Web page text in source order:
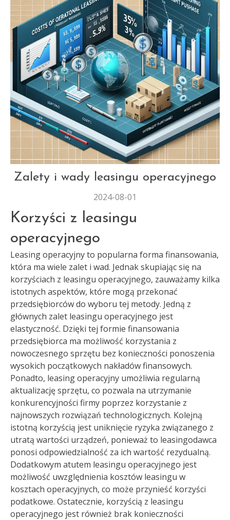
LEASINGOWE
Zalety i wady leasingu operacyjnego
2024-08-01
Korzyści z leasingu
operacyjnego
Leasing operacyjny to popularna forma finansowania,
która ma wiele zalet i wad. Jednak skupiając się na
korzyściach z leasingu operacyjnego, zauważamy kilka
istotnych aspektów, które mogą przekonać
przedsiębiorców do wyboru tej metody. Jedną z
głównych zalet leasingu operacyjnego jest
elastyczność. Dzięki tej formie finansowania
przedsiębiorca ma możliwość korzystania z
nowoczesnego sprzętu bez konieczności ponoszenia
wysokich początkowych nakładów finansowych.
Ponadto, leasing operacyjny umożliwia regularną
aktualizację sprzętu, co pozwala na utrzymanie
konkurencyjności firmy poprzez korzystanie z
najnowszych rozwiązań technologicznych. Kolejną
istotną korzyścią jest uniknięcie ryzyka związanego z
utratą wartości urządzeń, ponieważ to leasingodawca
ponosi odpowiedzialność za ich wartość rezydualną.
Dodatkowym atutem leasingu operacyjnego jest
możliwość uwzględnienia kosztów leasingu w
kosztach operacyjnych, co może przynieść korzyści
podatkowe. Ostatecznie, korzyścią z leasingu
operacyjnego jest również brak konieczności